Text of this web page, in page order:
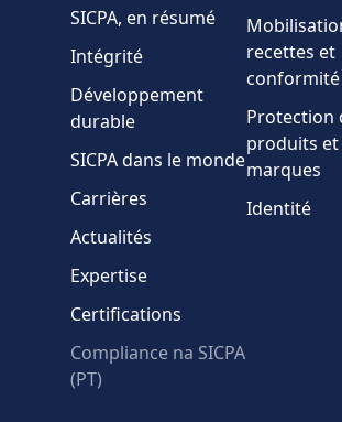
Pays
Message
Échec de la vérification.
Utilisez un autre
SICPA, en résumé
Intégrité
Développement
durable
SICPA dans le monde
Carrières
Actualités
Expertise
Certifications
Compliance na SICPA
(PT)
recettes et
conformité
Protection
produits et
marques
Identité